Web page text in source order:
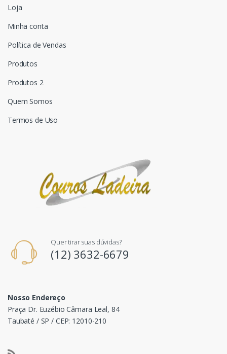
Loja
Minha conta
Política de Vendas
Produtos
Produtos 2
Quem Somos
Termos de Uso
Quer tirar suas dúvidas?
(12) 3632-6679
Nosso Endereço
Praça Dr. Euzébio Câmara Leal, 84
Taubaté / SP / CEP: 12010-210